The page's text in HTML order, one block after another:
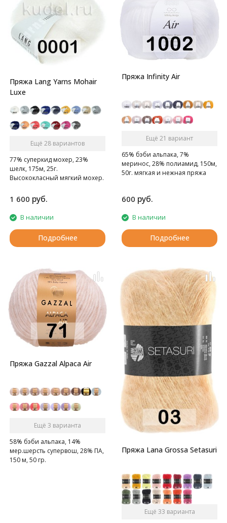
Пряжа Lang Yarns Mohair
Luxe
Ещё 28 вариантов
77% суперкид мохер, 23%
шелк, 175м, 25г.
Высококласный мягкий мохер.
1 600 руб.
В наличии
Подробнее
Пряжа Infinity Air
Ещё 21 вариант
65% бэби альпака, 7%
меринос, 28% полиамид, 150м,
50г. мягкая и нежная пряжа
600 руб.
В наличии
Подробнее
Пряжа Gazzal Alpaca Air
Ещё 3 варианта
58% бэби альпака, 14%
мер.шерсть супервош, 28% ПА,
150 м, 50 гр.
Пряжа Lana Grossa Setasuri
Ещё 33 варианта